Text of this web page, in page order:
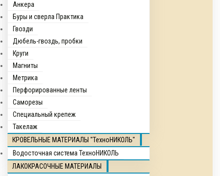
Анкера
Буры и сверла Практика
Гвозди
Дюбель-гвоздь, пробки
Круги
Магниты
Метрика
Перфорированные ленты
Саморезы
Специальный крепеж
Такелаж
КРОВЕЛЬНЫЕ МАТЕРИАЛЫ "ТехноНИКОЛЬ"
Водосточная система ТехноНИКОЛЬ
ЛАКОКРАСОЧНЫЕ МАТЕРИАЛЫ